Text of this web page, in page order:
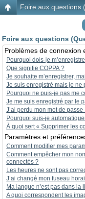
Foire aux questions
Foire aux questions
Problèmes de connexion
Pourquoi dois-je
Que signifie COPPA ?
Je souhaite m’enregistrer,
Je suis enregistré mais je ne
Pourquoi ne puis-je pas me
Je me suis enregistré par le
J’ai perdu mon mot de passe
Pourquoi suis-je
À quoi sert « Supprimer les
Paramètres et
Comment modifier mes
Comment empêcher mon
connectés ?
Les heures ne sont pas
J’ai changé mon fuseau
Ma langue n’est pas dans la
A quoi correspondent les